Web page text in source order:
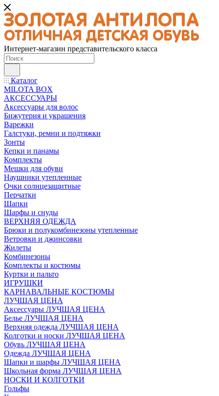
Интернет-магазин представительского класса
Каталог
MILOTA BOX
АКСЕССУАРЫ
Аксессуары для волос
Бижутерия и украшения
Варежки
Галстуки, ремни и подтяжки
Зонты
Кепки и панамы
Комплекты
Мешки для обуви
Наушники утепленные
Очки солнцезащитные
Перчатки
Шапки
Шарфы и снуды
ВЕРХНЯЯ ОДЕЖДА
Брюки и полукомбинезоны утепленные
Ветровки и джинсовки
Жилеты
Комбинезоны
Комплекты и костюмы
Куртки и пальто
ИГРУШКИ
КАРНАВАЛЬНЫЕ КОСТЮМЫ
ЛУЧШАЯ ЦЕНА
Аксессуары ЛУЧШАЯ ЦЕНА
Белье ЛУЧШАЯ ЦЕНА
Верхняя одежда ЛУЧШАЯ ЦЕНА
Колготки и носки ЛУЧШАЯ ЦЕНА
Обувь ЛУЧШАЯ ЦЕНА
Одежда ЛУЧШАЯ ЦЕНА
Шапки и шарфы ЛУЧШАЯ ЦЕНА
Школьная форма ЛУЧШАЯ ЦЕНА
НОСКИ И КОЛГОТКИ
Гольфы